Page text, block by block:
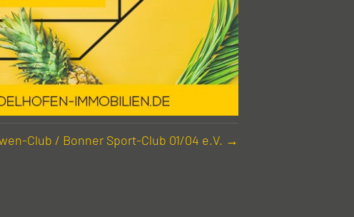
Club / Bonner Sport-Club 01/04 e.V. →